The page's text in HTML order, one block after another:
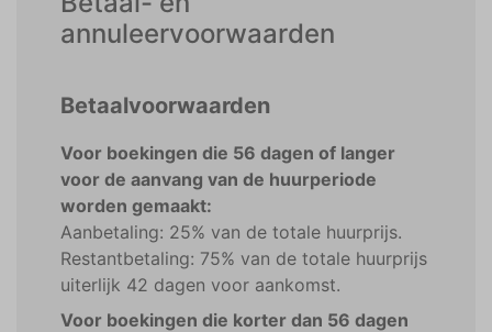
annuleervoorwaarden
Betaalvoorwaarden
Voor boekingen die 56 dagen of langer
voor de aanvang van de huurperiode
worden gemaakt:
Aanbetaling: 25% van de totale huurprijs.
Restantbetaling: 75% van de totale huurprijs
uiterlijk 42 dagen voor aankomst.
Voor boekingen die korter dan 56 dagen